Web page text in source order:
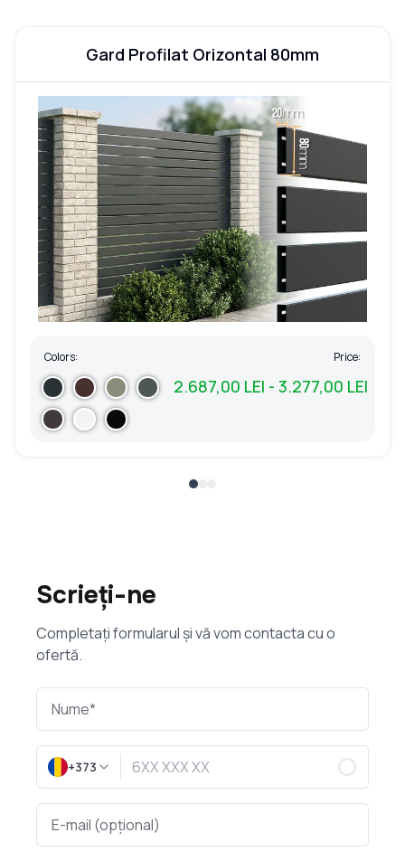
Gard Profilat Orizontal 80mm
Colors: Price:
2.687,00 LEI - 3.277,00 LEI
Scrieți-ne
Completați formularul și vă vom contacta cu o
ofertă.
+373